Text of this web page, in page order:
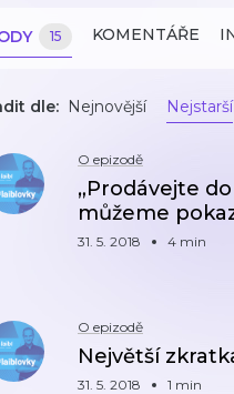
15 KOMENTÁŘE
dle: Nejnovější Nejstarší
O epizodě
„Prodávejte
můžeme
31. 5. 2018 4 min
O epizodě
Největší
31. 5. 2018 1 min